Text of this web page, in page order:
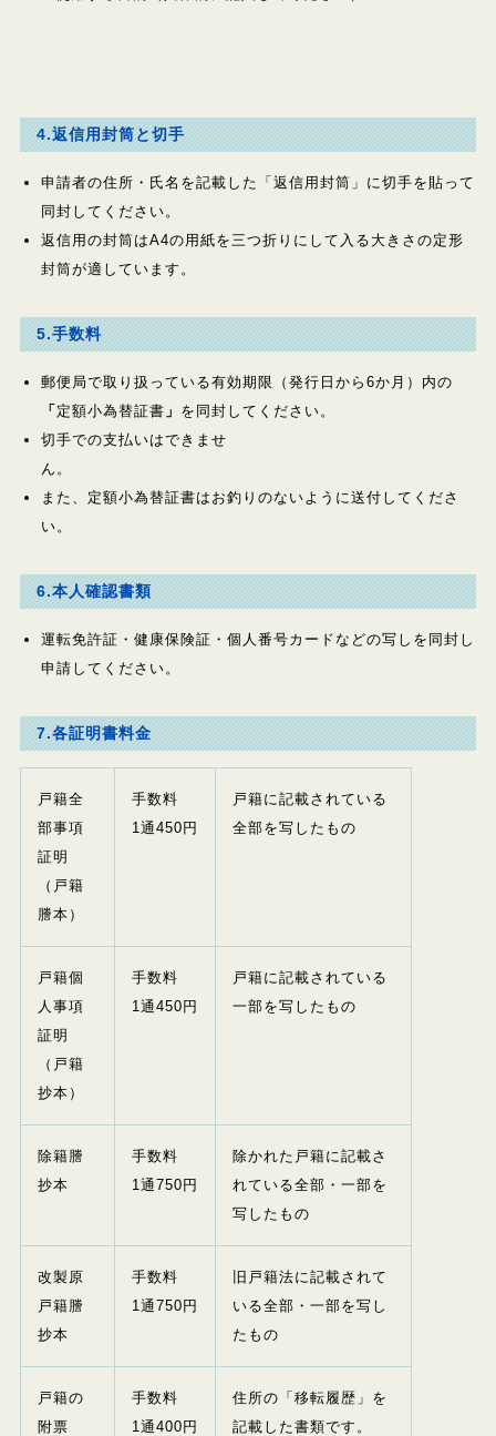
4.返信用封筒と切手
申請者の住所・氏名を記載した「返信用封筒」に切手を貼って
同封してください。
返信用の封筒はA4の用紙を三つ折りにして入る大きさの定形
封筒が適しています。
5.手数料
郵便局で取り扱っている有効期限（発行日から6か月）内の
「 定額小為替証書 」 を同封してください。
切手での支払いはできませ
また、定額小為替証書はお釣りのないように送付してくださ
い
6.本人確認書類
運転免許証・健康保険証・個人番号カードなどの写しを同封し
申請してください。
7.各証明書料金
戸籍全
部事項
証明
（戸籍
謄本）
手数料
1通450 円
戸籍に記載されている
全部を写したもの
戸籍個
人事項
証明
（戸籍
抄本）
手数料
1通450 円
戸籍に記載されている
一部を写したもの
除籍謄
抄本
手数料
1通750 円
除かれた戸籍に記載さ
れている全部・一部を
写したもの
改製原
戸籍謄
抄本
手数料
1通750 円
旧戸籍法に記載されて
いる全部・一部を写し
たもの
戸籍の
附票
手数料
1通400 円
住所の「移転履歴」を
記載した書類です。